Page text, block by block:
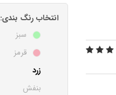
انتخاب رنگ بندی:
سبز
قرمز
زرد
بنفش